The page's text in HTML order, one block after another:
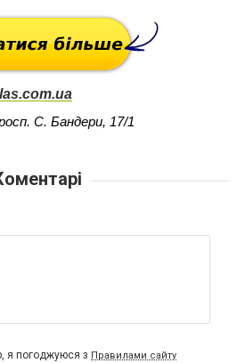
С. Бандери, 17/1
я погоджуюся з Правилами сайту